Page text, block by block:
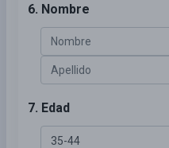
6. Nombre
7. Edad